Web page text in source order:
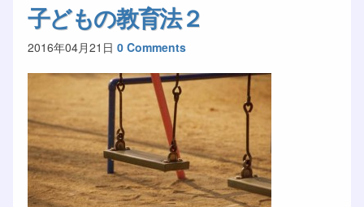
子どもの教育法２
2016年04月21日 0 Comments